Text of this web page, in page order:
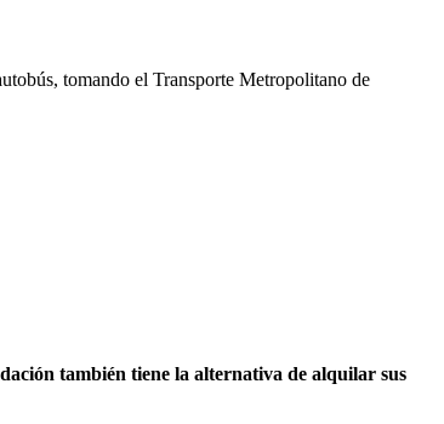
tomando el Transporte Metropolitano de
también tiene la alternativa de alquilar sus